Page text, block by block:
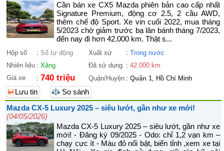
Cần bán xe CX5 Mazda phiên bản cao cấp nhất
Signature Premium, động cơ 2.5, 2 cầu AWD,
thêm chế độ Sport. Xe vin cuối 2022, mua tháng
5/2023 chờ giảm trước bạ lăn bánh tháng 7/2023,
đến nay đi hơn 42.000 km. Thật s...
Hộp số : Số tự động Xuất xứ : Trong nước
Nhiên liệu : Xăng Đã sử dụng : 42.000 km
Giá xe
: 740 triệu Quận/Huyện : Quận 1, Hồ Chí Minh
Lưu tin
So sánh
Mazda CX-5 Luxury 2025 – siêu lướt, gần như xe mới!
(04/05/2026)
Mazda CX-5 Luxury 2025 – siêu lướt, gần như xe
mới! - Đăng ký 09/2025 - Odo: chỉ 1,2 vạn km –
chạy cực ít - Màu đỏ nổi bật, biển tỉnh ,xem xe tại